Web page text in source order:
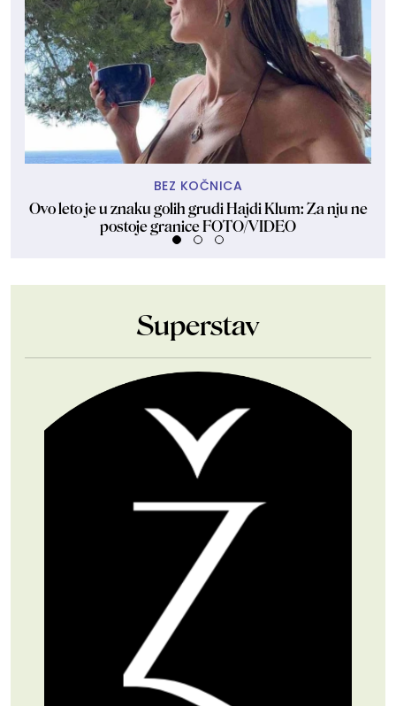
BEZ KOČNICA
Ovo leto je u znaku golih grudi Hajdi Klum: Za nju ne
postoje granice FOTO/VIDEO
Superstav